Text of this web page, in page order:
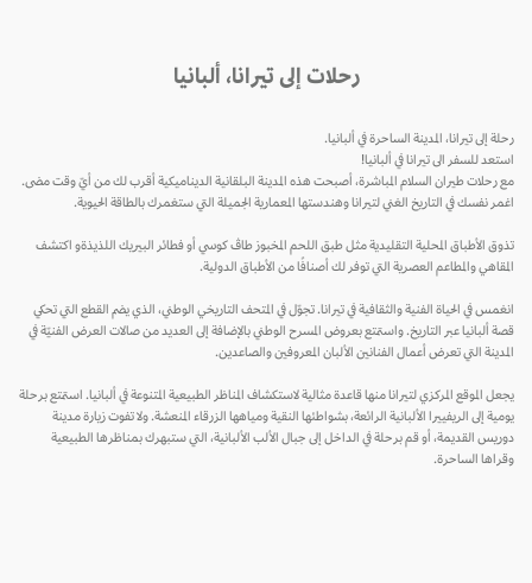
رحلات إلى تيرانا، ألبانيا
رحلة إلى تيرانا، المدينة الساحرة في ألبانيا.
استعد للسفر الى تيرانا في ألبانيا!
مع رحلات طيران السلام المباشرة، أصبحت هذه المدينة البلقانية الديناميكية أقرب لك من أيّ وقت مضى.
اغمر نفسك في التاريخ الغني لتيرانا وهندستها المعمارية الجميلة التي ستغمرك بالطاقة الحيوية.
تذوق الأطباق المحلية التقليدية مثل طبق اللحم المخبوز طاڤ كوسي أو فطائر البيريك اللذيذةو اكتشف
المقاهي والمطاعم العصرية التي توفر لك أصنافًا من الأطباق الدولية.
انغمس في الحياة الفنية والثقافية في تيرانا. تجوّل في المتحف التاريخي الوطني، الذي يضم القطع التي تحكي
قصة ألبانيا عبر التاريخ. واستمتع بعروض المسرح الوطني بالإضافة إلى العديد من صالات العرض الفنيّة في
المدينة التي تعرض أعمال الفنانين الألبان المعروفين والصاعدين.
يجعل الموقع المركزي لتيرانا منها قاعدة مثالية لاستكشاف المناظر الطبيعية المتنوعة في ألبانيا. استمتع برحلة
يومية إلى الريفييرا الألبانية الرائعة، بشواطئها النقية ومياهها الزرقاء المنعشة. ولا تفوت زيارة مدينة
دوريس القديمة، أو قم برحلة في الداخل إلى جبال الألب الألبانية، التي ستبهرك بمناظرها الطبيعية
وقراها الساحرة.